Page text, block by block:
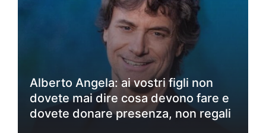
Alberto Angela: ai vostri figli non
dovete mai dire cosa devono fare e
dovete donare presenza, non regali